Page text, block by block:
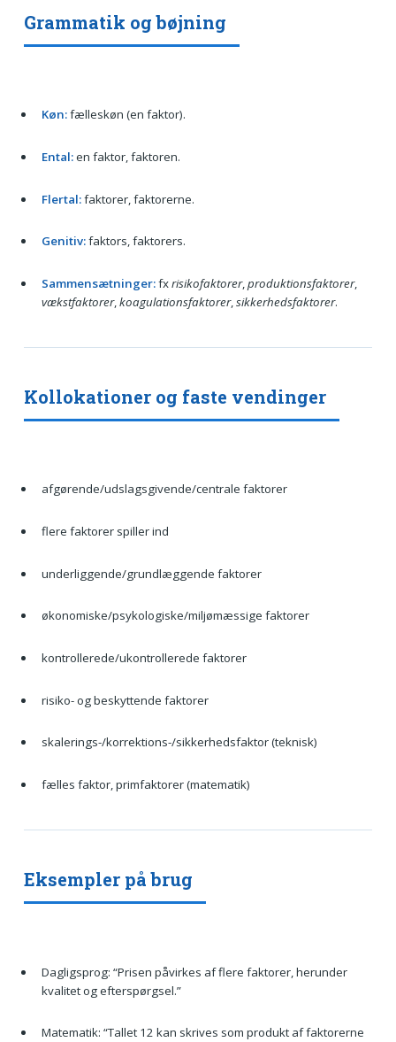
Grammatik og bøjning
Køn:fælleskøn (en faktor).
Ental:en faktor, faktoren.
Flertal:faktorer, faktorerne.
Genitiv:faktors, faktorers.
Sammensætninger:fxrisikofaktorer,produktionsfaktorer,
vækstfaktorer,koagulationsfaktorer,sikkerhedsfaktorer.
Kollokationer og faste vendinger
afgørende/udslagsgivende/centrale faktorer
flere faktorer spiller ind
underliggende/grundlæggende faktorer
økonomiske/psykologiske/miljømæssige faktorer
kontrollerede/ukontrollerede faktorer
risiko- og beskyttende faktorer
skalerings-/korrektions-/sikkerhedsfaktor (teknisk)
fælles faktor, primfaktorer (matematik)
Eksempler på brug
Dagligsprog: “Prisen påvirkes af flere faktorer, herunder
kvalitet og efterspørgsel.”
Matematik: “Tallet 12 kan skrives som produkt af faktorerne